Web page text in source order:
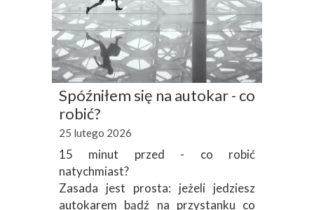
Spóźniłem się na autokar - co
robić?
25 lutego 2026
15 minut przed - co robić
natychmiast?
Zasada jest prosta: jeżeli jedziesz
autokarem bądź na przystanku co